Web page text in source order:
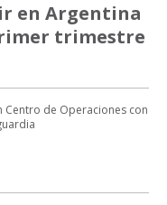
en Argentina
trimestre
Centro de Operaciones con